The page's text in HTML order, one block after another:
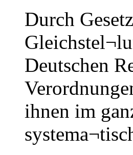
Durch
Deutschen
ihnen im